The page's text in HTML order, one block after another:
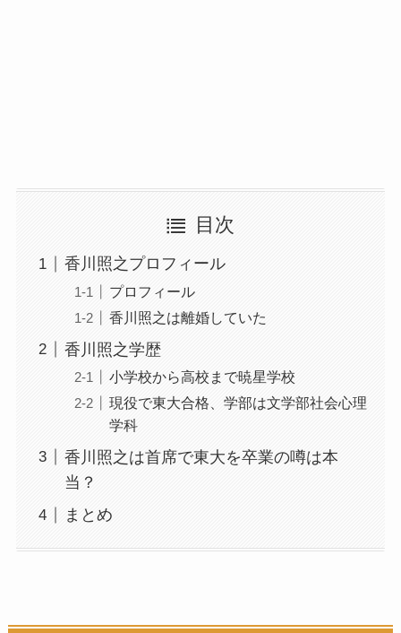
目次
香川照之プロフィール
プロフィール
香川照之は離婚していた
香川照之学歴
小学校から高校まで暁星学校
現役で東大合格、学部は文学部社会心理
学科
香川照之は首席で東大を卒業の噂は本
当？
まとめ